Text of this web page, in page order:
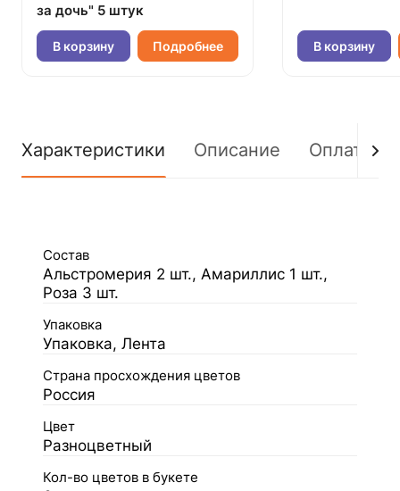
за дочь" 5 штук
В корзину Подробнее В корзину
Характеристики Описание Оплата
Состав
Альстромерия 2 шт., Амариллис 1 шт.,
Роза 3 шт.
Упаковка
Упаковка, Лента
Страна просхождения цветов
Россия
Цвет
Разноцветный
Кол-во цветов в букете